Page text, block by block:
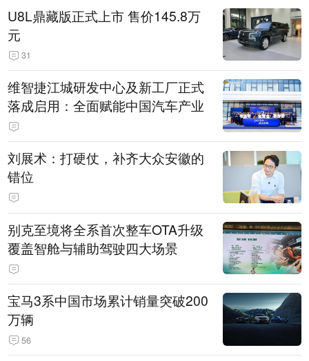
U8L鼎藏版正式上市 售价145.8万
元
31
维智捷江城研发中心及新工厂正式
落成启用：全面赋能中国汽车产业
刘展术：打硬仗，补齐大众安徽的
错位
别克至境将全系首次整车OTA升级
覆盖智舱与辅助驾驶四大场景
宝马3系中国市场累计销量突破200
万辆
56